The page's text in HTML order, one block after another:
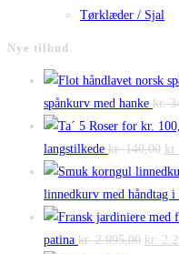
Tørklæder / Sjal
Nye tilbud
spånkurv med hanke kr.
langstilkede kr.140,00 Den
kr.
kr.
linnedkurv med håndtag i
patina kr.2.995,00 Den
kr.